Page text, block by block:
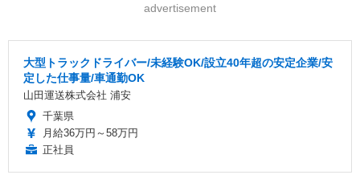
advertisement
大型トラックドライバー/未経験OK/設立40年超の安定企業/安
定した仕事量/車通勤OK
山田運送株式会社 浦安
千葉県
月給36万円～58万円
正社員